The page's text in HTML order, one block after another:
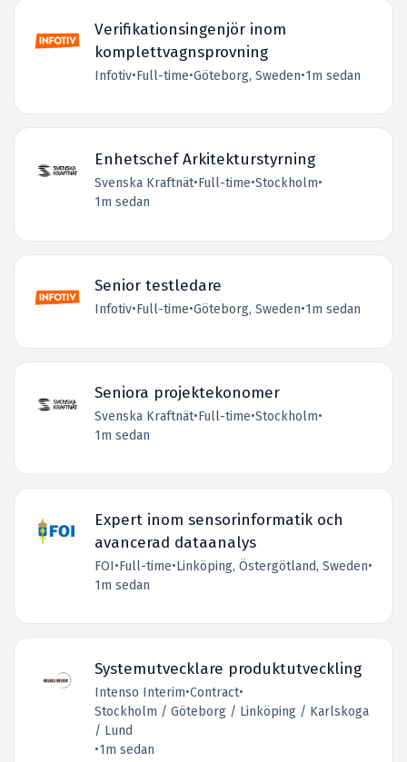
Verifikationsingenjör inom
komplettvagnsprovning
Infotiv•Full-time•Göteborg, Sweden•1m sedan
Enhetschef Arkitekturstyrning
Svenska Kraftnät•Full-time•Stockholm•
1m sedan
Senior testledare
Infotiv•Full-time•Göteborg, Sweden•1m sedan
Seniora projektekonomer
Svenska Kraftnät•Full-time•Stockholm•
1m sedan
Expert inom sensorinformatik och
avancerad dataanalys
FOI•Full-time•Linköping, Östergötland, Sweden•
1m sedan
Systemutvecklare produktutveckling
Intenso Interim•Contract•
Stockholm / Göteborg / Linköping / Karlskoga
/ Lund
•1m sedan